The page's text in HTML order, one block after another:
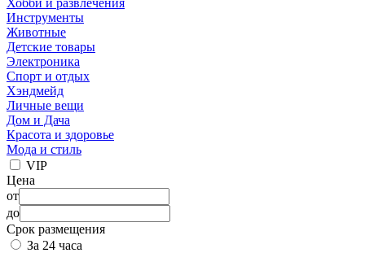
Инструменты
Животные
Детские товары
Электроника
Спорт и отдых
Хэндмейд
Личные вещи
Дом и Дача
Красота и здоровье
Мода и стиль
VIP
Цена
от
до
Срок размещения
За 24 часа